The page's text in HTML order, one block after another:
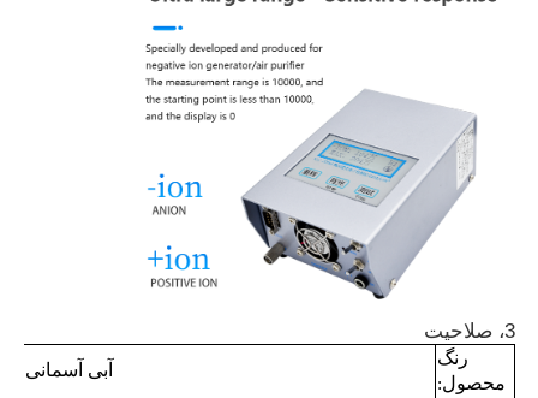
کارخانه تور
کنترل کیفیت
اخبار
3، صلاحیت
رنگ
محصول:
آبی آسمانی